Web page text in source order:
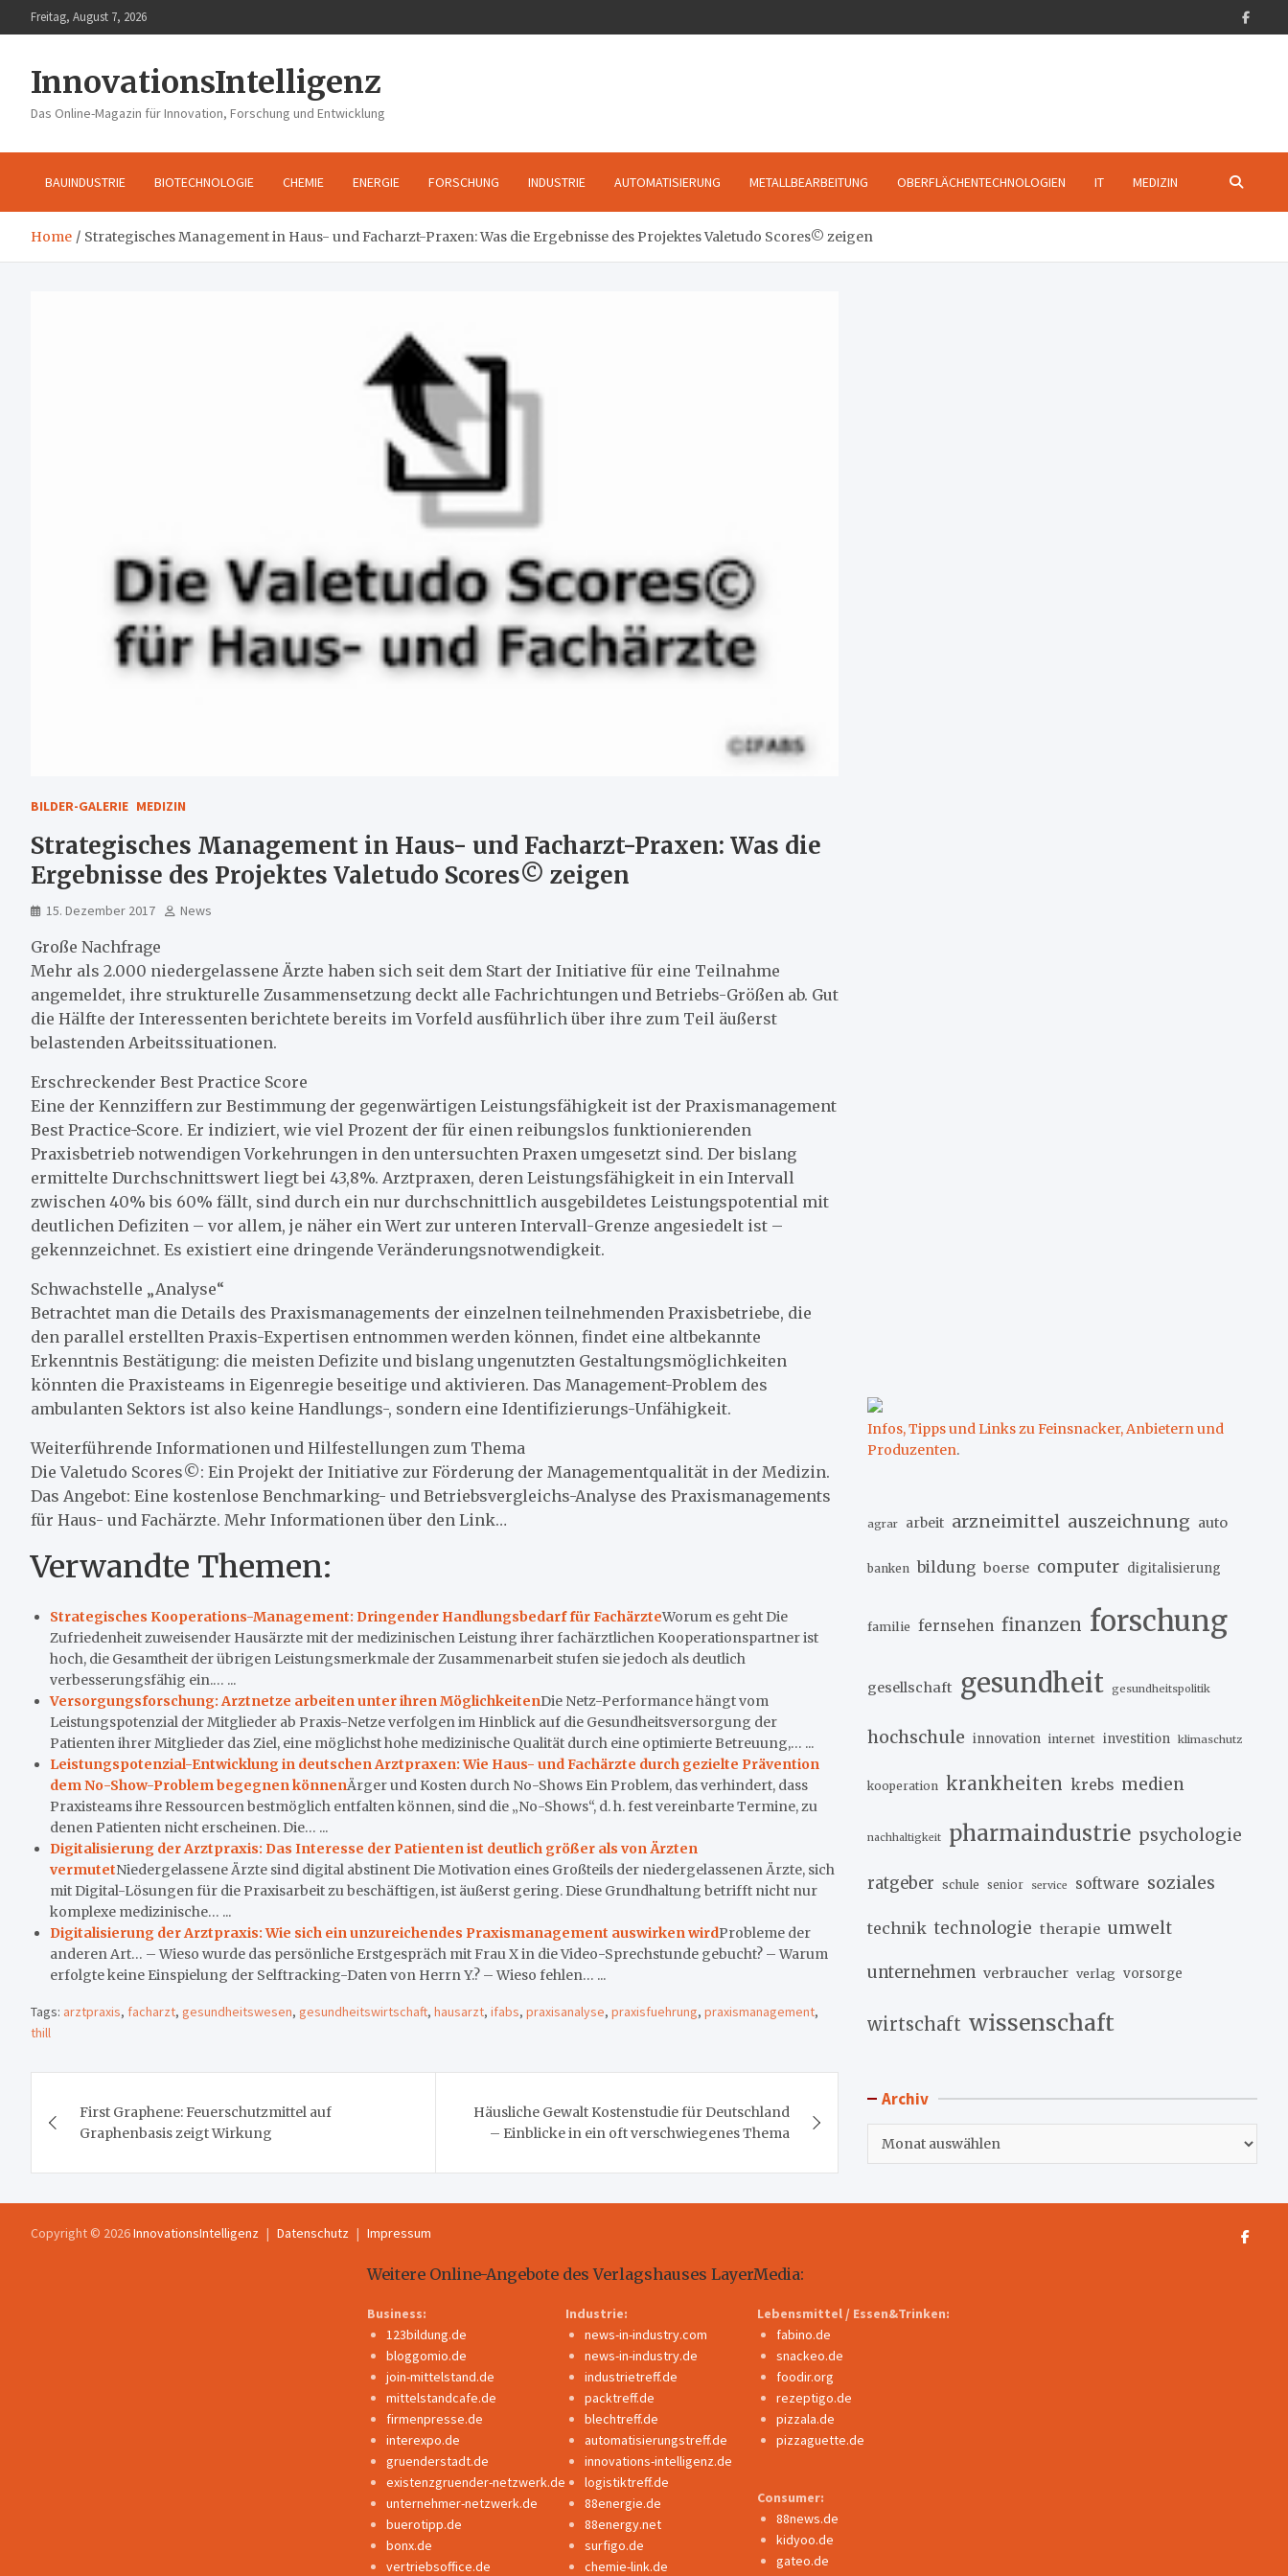
to
Freitag, August 7, 2026
InnovationsIntelligenz
Das Online-Magazin für Innovation, Forschung und Entwicklung
BAUINDUSTRIE BIOTECHNOLOGIE CHEMIE ENERGIE FORSCHUNG INDUSTRIE AUTOMATISIERUNG METALLBEARBEITUNG OBERFLÄCHENTECHNOLOGIEN IT MEDIZIN
Home Strategisches Management in Haus- und Facharzt-Praxen: Was die Ergebnisse des Projektes Valetudo Scores© zeigen
BILDER-GALERIE MEDIZIN
Strategisches Management in Haus- und Facharzt-Praxen: Was die
Ergebnisse des Projektes Valetudo Scores© zeigen
15. Dezember 2017 News
Große Nachfrage
Mehr als 2.000 niedergelassene Ärzte haben sich seit dem Start der Initiative für eine Teilnahme
angemeldet, ihre strukturelle Zusammensetzung deckt alle Fachrichtungen und Betriebs-Größen ab. Gut
die Hälfte der Interessenten berichtete bereits im Vorfeld ausführlich über ihre zum Teil äußerst
belastenden Arbeitssituationen.
Erschreckender Best Practice Score
Eine der Kennziffern zur Bestimmung der gegenwärtigen Leistungsfähigkeit ist der Praxismanagement
Best Practice-Score. Er indiziert, wie viel Prozent der für einen reibungslos funktionierenden
Praxisbetrieb notwendigen Vorkehrungen in den untersuchten Praxen umgesetzt sind. Der bislang
ermittelte Durchschnittswert liegt bei 43,8%. Arztpraxen, deren Leistungsfähigkeit in ein Intervall
zwischen 40% bis 60% fällt, sind durch ein nur durchschnittlich ausgebildetes Leistungspotential mit
deutlichen Defiziten – vor allem, je näher ein Wert zur unteren Intervall-Grenze angesiedelt ist –
gekennzeichnet. Es existiert eine dringende Veränderungsnotwendigkeit.
Schwachstelle „Analyse“
Betrachtet man die Details des Praxismanagements der einzelnen teilnehmenden Praxisbetriebe, die
den parallel erstellten Praxis-Expertisen entnommen werden können, findet eine altbekannte
Erkenntnis Bestätigung: die meisten Defizite und bislang ungenutzten Gestaltungsmöglichkeiten
könnten die Praxisteams in Eigenregie beseitige und aktivieren. Das Management-Problem des
ambulanten Sektors ist also keine Handlungs-, sondern eine Identifizierungs-Unfähigkeit.
Weiterführende Informationen und Hilfestellungen zum Thema
Die Valetudo Scores©: Ein Projekt der Initiative zur Förderung der Managementqualität in der Medizin.
Das Angebot: Eine kostenlose Benchmarking- und Betriebsvergleichs-Analyse des Praxismanagements
für Haus- und Fachärzte. Mehr Informationen über den Link…
Verwandte Themen:
Strategisches Kooperations-Management: Dringender Handlungsbedarf für FachärzteWorum es geht Die
Zufriedenheit zuweisender Hausärzte mit der medizinischen Leistung ihrer fachärztlichen Kooperationspartner ist
hoch, die Gesamtheit der übrigen Leistungsmerkmale der Zusammenarbeit stufen sie jedoch als deutlich
verbesserungsfähig ein.… ...
Versorgungsforschung: Arztnetze arbeiten unter ihren MöglichkeitenDie Netz-Performance hängt vom
Leistungspotenzial der Mitglieder ab Praxis-Netze verfolgen im Hinblick auf die Gesundheitsversorgung der
Patienten ihrer Mitglieder das Ziel, eine möglichst hohe medizinische Qualität durch eine optimierte Betreuung,… ...
Leistungspotenzial-Entwicklung in deutschen Arztpraxen: Wie Haus- und Fachärzte durch gezielte Prävention
dem No-Show-Problem begegnen könnenÄrger und Kosten durch No-Shows Ein Problem, das verhindert, dass
Praxisteams ihre Ressourcen bestmöglich entfalten können, sind die „No-Shows“, d. h. fest vereinbarte Termine, zu
denen Patienten nicht erscheinen. Die… ...
Digitalisierung der Arztpraxis: Das Interesse der Patienten ist deutlich größer als von Ärzten
vermutetNiedergelassene Ärzte sind digital abstinent Die Motivation eines Großteils der niedergelassenen Ärzte, sich
mit Digital-Lösungen für die Praxisarbeit zu beschäftigen, ist äußerst gering. Diese Grundhaltung betrifft nicht nur
komplexe medizinische… ...
Digitalisierung der Arztpraxis: Wie sich ein unzureichendes Praxismanagement auswirken wirdProbleme der
anderen Art… – Wieso wurde das persönliche Erstgespräch mit Frau X in die Video-Sprechstunde gebucht? – Warum
erfolgte keine Einspielung der Selftracking-Daten von Herrn Y.? – Wieso fehlen… ...
Tags: arztpraxis, facharzt, gesundheitswesen, gesundheitswirtschaft, hausarzt, ifabs, praxisanalyse, praxisfuehrung, praxismanagement,
thill
First Graphene: Feuerschutzmittel auf
Graphenbasis zeigt Wirkung
Häusliche Gewalt Kostenstudie für Deutschland
– Einblicke in ein oft verschwiegenes Thema
Infos, Tipps und Links zu Feinsnacker, Anbietern und
Produzenten.
agrar arbeit arzneimittel auszeichnung auto
banken bildung boerse computer digitalisierung
familie fernsehen finanzen forschung
gesellschaft gesundheit gesundheitspolitik
hochschule innovation internet investition klimaschutz
kooperation krankheiten krebs medien
nachhaltigkeit pharmaindustrie psychologie
ratgeber schule senior service software soziales
technik technologie therapie umwelt
unternehmen verbraucher verlag vorsorge
wirtschaft wissenschaft
Archiv
Copyright © 2026InnovationsIntelligenz Datenschutz Impressum
Weitere Online-Angebote des Verlagshauses LayerMedia:
Business:
123bildung.de
bloggomio.de
join-mittelstand.de
mittelstandcafe.de
firmenpresse.de
interexpo.de
gruenderstadt.de
existenzgruender-netzwerk.de
unternehmer-netzwerk.de
buerotipp.de
bonx.de
vertriebsoffice.de
Industrie:
news-in-industry.com
news-in-industry.de
industrietreff.de
packtreff.de
blechtreff.de
automatisierungstreff.de
innovations-intelligenz.de
logistiktreff.de
88energie.de
88energy.net
surfigo.de
chemie-link.de
Lebensmittel / Essen&Trinken:
fabino.de
snackeo.de
foodir.org
rezeptigo.de
pizzala.de
pizzaguette.de
Consumer:
88news.de
kidyoo.de
gateo.de